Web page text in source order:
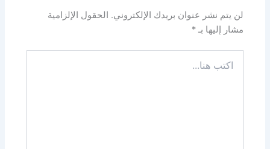
لن يتم نشر عنوان بريدك الإلكتروني. الحقول الإلزامية
مشار إليها بـ*
هنا...